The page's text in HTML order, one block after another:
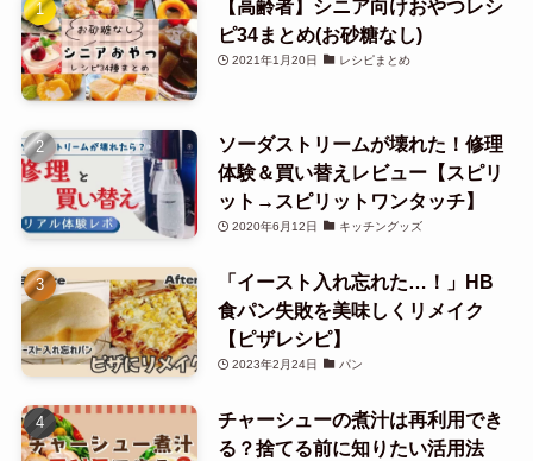
【高齢者】シニア向けおやつレシ
ピ34まとめ(お砂糖なし)
2021年1月20日 レシピまとめ
ソーダストリームが壊れた！修理
体験＆買い替えレビュー【スピリ
ット→スピリットワンタッチ】
2020年6月12日 キッチングッズ
「イースト入れ忘れた…！」HB
食パン失敗を美味しくリメイク
【ピザレシピ】
2023年2月24日 パン
チャーシューの煮汁は再利用でき
る？捨てる前に知りたい活用法